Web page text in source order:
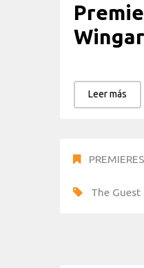
Leer más
PREMIERES
The Guest